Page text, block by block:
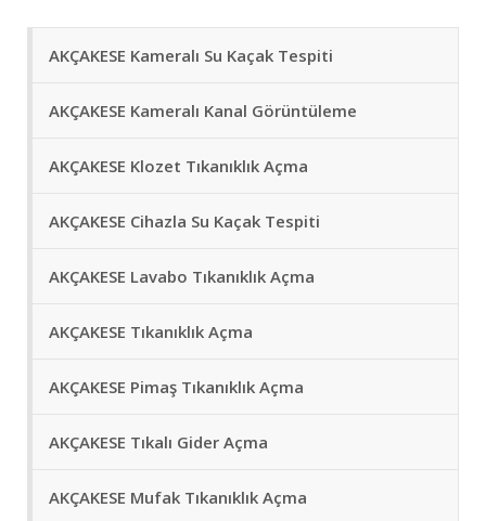
AKÇAKESE Kameralı Su Kaçak Tespiti
AKÇAKESE Kameralı Kanal Görüntüleme
AKÇAKESE Klozet Tıkanıklık Açma
AKÇAKESE Cihazla Su Kaçak Tespiti
AKÇAKESE Lavabo Tıkanıklık Açma
AKÇAKESE Tıkanıklık Açma
AKÇAKESE Pimaş Tıkanıklık Açma
AKÇAKESE Tıkalı Gider Açma
AKÇAKESE Mufak Tıkanıklık Açma